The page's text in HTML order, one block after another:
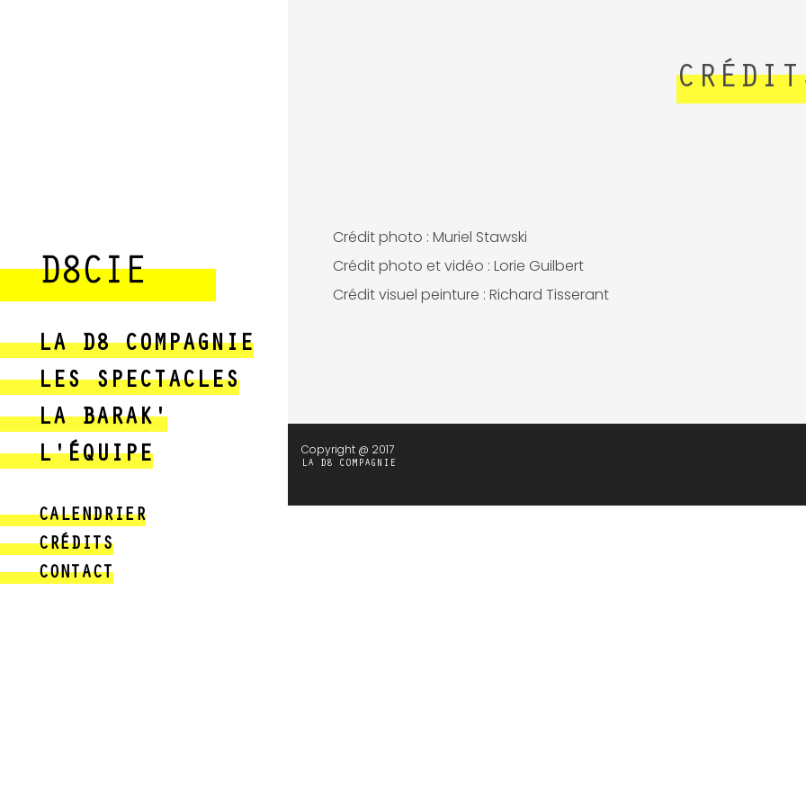
LA D8 COMPAGNIE
LES SPECTACLES
LA BARAK'
L'ÉQUIPE
CALENDRIER
CRÉDITS
CONTACT
Crédit photo : Muriel Stawski
Crédit photo et vidéo : Lorie Guilbert
Crédit visuel peinture : Richard Tisserant
Copyright @ 2017
LA D8 COMPAGNIE